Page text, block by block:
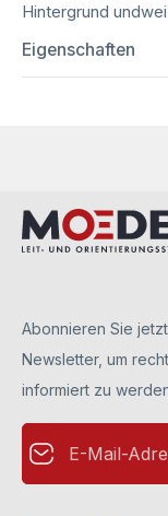
Hintergrund
Eigenschaften
Abonnieren Sie
Newsletter, um
informiert zu
E-Mail-Adresse*